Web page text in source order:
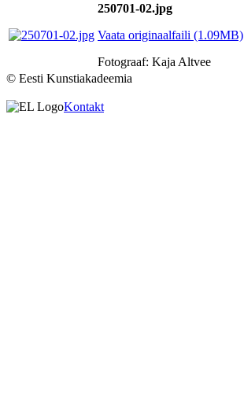
250701-02.jpg
Vaata originaalfaili (1.09MB)
Fotograaf: Kaja Altvee
© Eesti Kunstiakadeemia
Kontakt